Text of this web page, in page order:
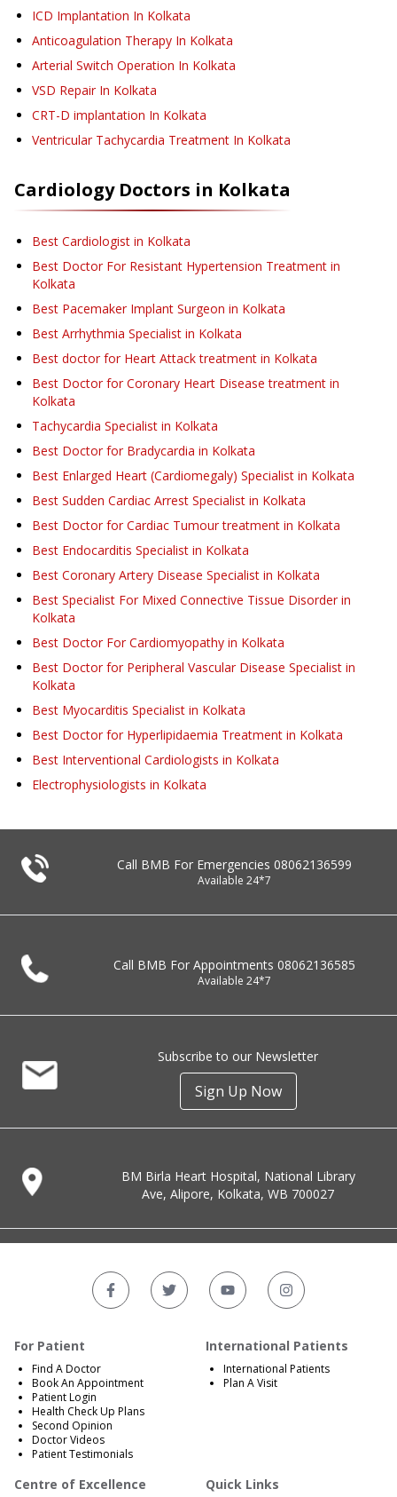
ICD Implantation In Kolkata
Anticoagulation Therapy In Kolkata
Arterial Switch Operation In Kolkata
VSD Repair In Kolkata
CRT-D implantation In Kolkata
Ventricular Tachycardia Treatment In Kolkata
CardiologyDoctors in Kolkata
Best Cardiologist in Kolkata
Best Doctor For Resistant Hypertension Treatment in
Kolkata
Best Pacemaker Implant Surgeon in Kolkata
Best Arrhythmia Specialist in Kolkata
Best doctor for Heart Attack treatment in Kolkata
Best Doctor for Coronary Heart Disease treatment in
Kolkata
Tachycardia Specialist in Kolkata
Best Doctor for Bradycardia in Kolkata
Best Enlarged Heart (Cardiomegaly) Specialist in Kolkata
Best Sudden Cardiac Arrest Specialist in Kolkata
Best Doctor for Cardiac Tumour treatment in Kolkata
Best Endocarditis Specialist in Kolkata
Best Coronary Artery Disease Specialist in Kolkata
Best Specialist For Mixed Connective Tissue Disorder in
Kolkata
Best Doctor For Cardiomyopathy in Kolkata
Best Doctor for Peripheral Vascular Disease Specialist in
Kolkata
Best Myocarditis Specialist in Kolkata
Best Doctor for Hyperlipidaemia Treatment in Kolkata
Best Interventional Cardiologists in Kolkata
Electrophysiologists in Kolkata
Call BMB For Emergencies 08062136599
Available 24*7
Call BMB For Appointments 08062136585
Available 24*7
Subscribe to our Newsletter
Sign Up Now
BM Birla Heart Hospital, National Library
Ave, Alipore, Kolkata, WB 700027
For Patient
Find A Doctor
Book An Appointment
Patient Login
Health Check Up Plans
Second Opinion
Doctor Videos
Patient Testimonials
International Patients
International Patients
Plan A Visit
Centre of Excellence Quick Links